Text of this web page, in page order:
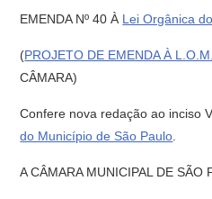
EMENDA Nº 40 À Lei Orgânica
(PROJETO DE EMENDA À
CÂMARA)
Confere nova redação ao inciso
do Município de São Paulo
A CÂMARA MUNICIPAL DE SÃO